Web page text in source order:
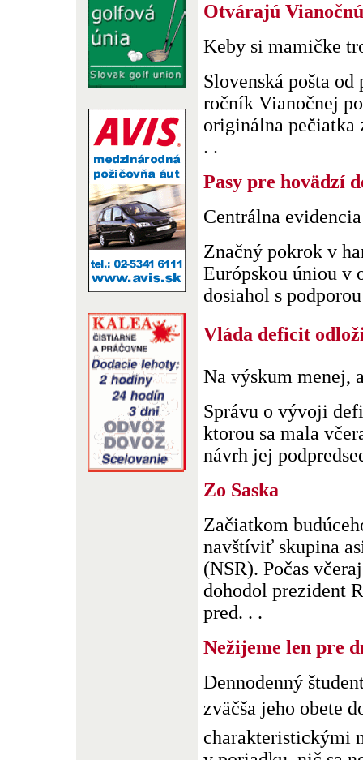
Otvárajú
Keby si mamičke
Slovenská pošta
ročník Vianočnej
originálna pečiatka
. .
Pasy pre hovädzí
Centrálna
Značný pokrok v
Európskou úniou v
dosiahol s
Vláda deficit
Na výskum menej,
Správu o vývoji
ktorou sa mala
návrh jej
Zo Saska
Začiatkom
navštíviť skupina
(NSR). Počas
dohodol prezident
pred. . .
Nežijeme len pre
Dennodenný
zväčša jeho
charakteristickými